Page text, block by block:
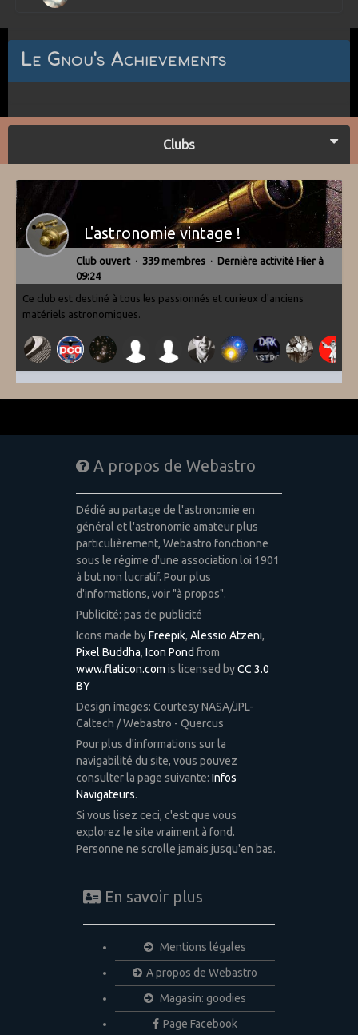
Le Gnou's Achievements
Clubs
L'astronomie vintage !
Club ouvert · 339 membres · Dernière activité Hier à
09:24
Ce club est destiné à tous les passionnés et curieux d'anciens
matériels astronomiques.
A propos de Webastro
Dédié au partage de l'astronomie en
général et l'astronomie amateur plus
particulièrement, Webastro fonctionne
sous le régime d'une association loi 1901
à but non lucratif. Pour plus
d'informations, voir "à propos".
Publicité: pas de publicité
Icons made byFreepik, Alessio Atzeni,
Pixel Buddha, Icon Pond from
www.flaticon.com is licensed byCC 3.0
BY
Design images: Courtesy NASA/JPL-
Caltech / Webastro - Quercus
Pour plus d'informations sur la
navigabilité du site, vous pouvez
consulter la page suivante: Infos
Navigateurs.
Si vous lisez ceci, c'est que vous
explorez le site vraiment à fond.
Personne ne scrolle jamais jusqu'en bas.
En savoir plus
Mentions légales
A propos de Webastro
Magasin: goodies
Page Facebook